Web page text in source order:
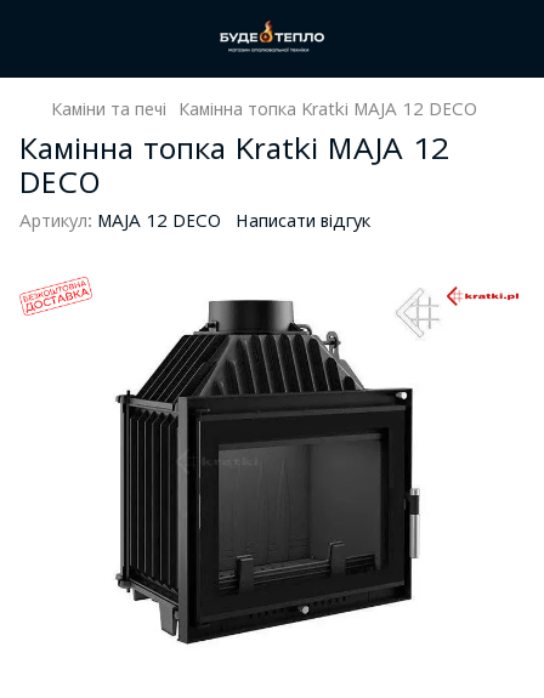
Каміни та печі Камінна топка Kratki MAJA 12 DECO
Камінна топка Kratki MAJA 12
DECO
Артикул: MAJA 12 DECO Написати відгук